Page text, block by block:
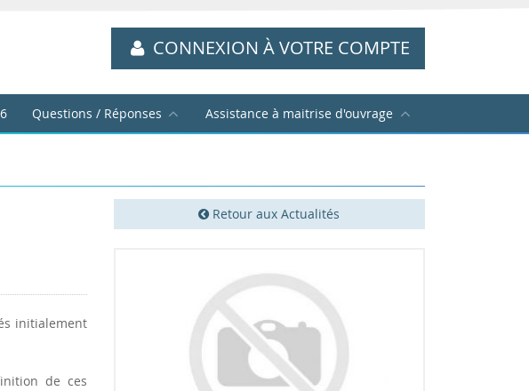
CONNEXION À VOTRE COMPTE
Questions / Réponses Assistance à maitrise d'ouvrage
Retour aux Actualités
initialement
de ces